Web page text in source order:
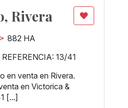
Rivera
882 HA
REFERENCIA: 13/41
en venta en Rivera.
en Victorica &
[...]